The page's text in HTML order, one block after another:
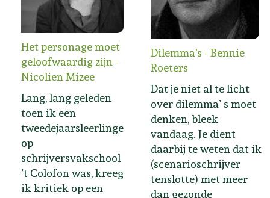
Het personage moet
geloofwaardig zijn -
Nicolien Mizee
Lang, lang geleden
toen ik een
tweedejaarsleerlinge
op
schrijversvakschool
’t Colofon was, kreeg
ik kritiek op een
Dilemma's - Bennie
Roeters
Dat je niet al te licht
over dilemma’ s moet
denken, bleek
vandaag. Je dient
daarbij te weten dat ik
(scenarioschrijver
tenslotte) met meer
dan gezonde